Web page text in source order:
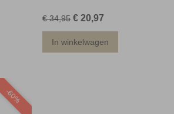
€ 34,95 € 20,97
In winkelwagen
-60%